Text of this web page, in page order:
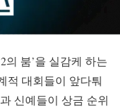
의 붐’을 실감케 하는
적 대회들이 앞다퉈
신예들이 상금 순위